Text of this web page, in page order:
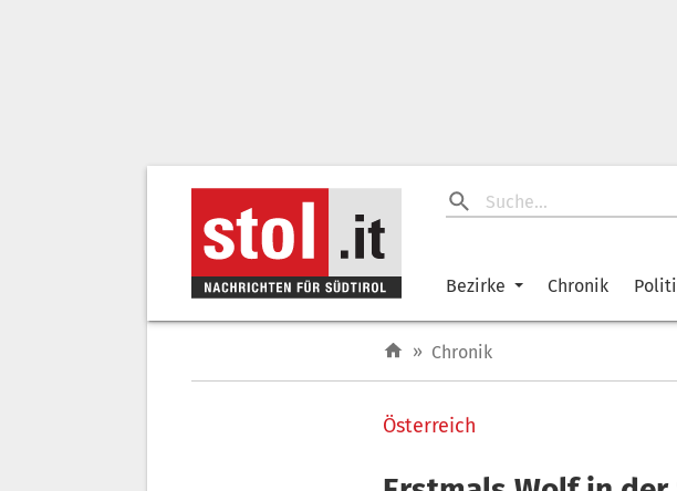
Bezirke Chronik
» Chronik
Österreich